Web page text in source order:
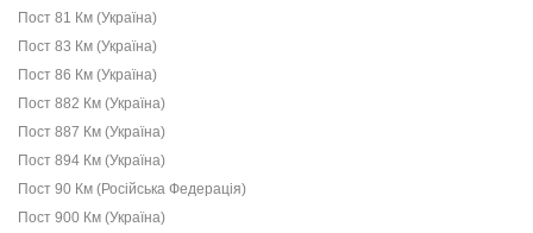
Пост 81 Км (Україна)
Пост 83 Км (Україна)
Пост 86 Км (Україна)
Пост 882 Км (Україна)
Пост 887 Км (Україна)
Пост 894 Км (Україна)
Пост 90 Км (Російська Федерація)
Пост 900 Км (Україна)